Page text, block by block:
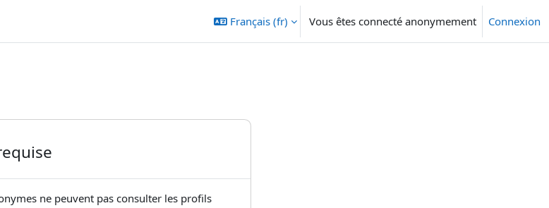
Français ‎(fr)‎ Vous êtes connecté anonymement Connexion
ne peuvent pas consulter les profils